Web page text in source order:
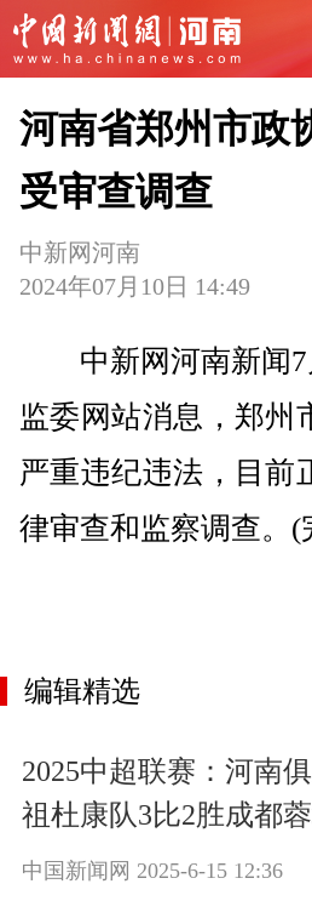
河南省郑州市政
受审查调查
中新网河南
2024年07月10日 14:49
中新网河南新闻7
监委网站消息，郑州
严重违纪违法，目前
律审查和监察调查。(
编辑精选
2025中超联赛：河南
祖杜康队3比2胜成都
中国新闻网 2025-6-15 12:36